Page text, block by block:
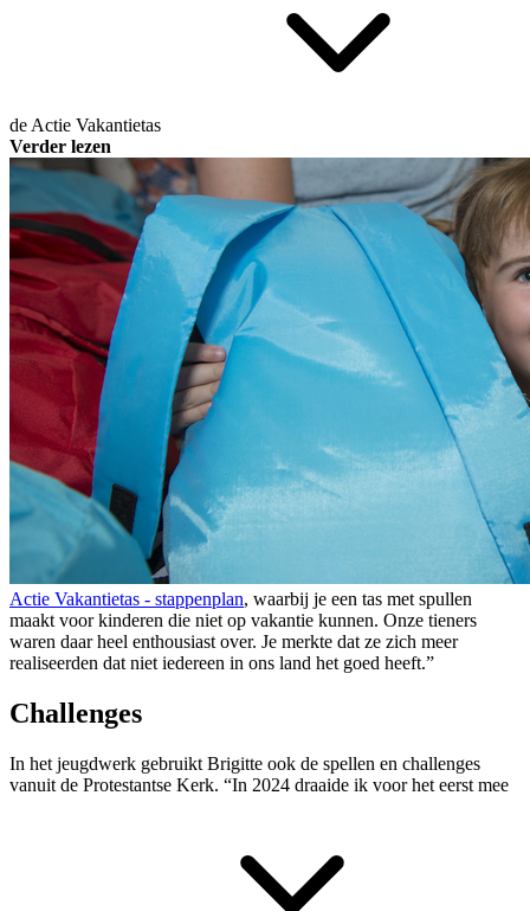
de Actie Vakantietas
Verder lezen
Actie Vakantietas - stappenplan, waarbij je een tas met spullen
maakt voor kinderen die niet op vakantie kunnen. Onze tieners
waren daar heel enthousiast over. Je merkte dat ze zich meer
realiseerden dat niet iedereen in ons land het goed heeft.”
Challenges
In het jeugdwerk gebruikt Brigitte ook de spellen en challenges
vanuit de Protestantse Kerk. “In 2024 draaide ik voor het eerst mee